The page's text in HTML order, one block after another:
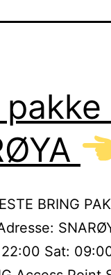
pakke
BRING
Sat: